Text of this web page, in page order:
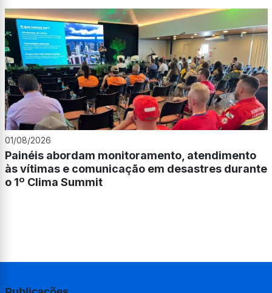
01/08/2026
Painéis abordam monitoramento, atendimento
às vítimas e comunicação em desastres durante
o 1º Clima Summit